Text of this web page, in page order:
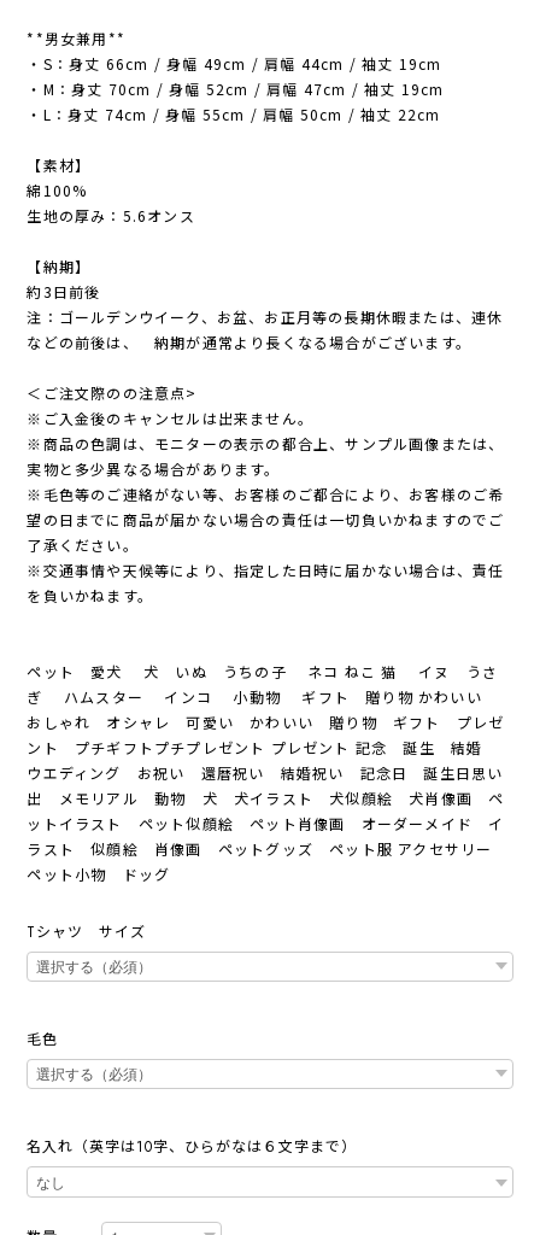
**男女兼用**
・S：身丈 66cm / 身幅 49cm / 肩幅 44cm / 袖丈 19cm
・M：身丈 70cm / 身幅 52cm / 肩幅 47cm / 袖丈 19cm
・L：身丈 74cm / 身幅 55cm / 肩幅 50cm / 袖丈 22cm
【素材】
綿100%
生地の厚み：5.6オンス
【納期】
約3日前後
注：ゴールデンウイーク、お盆、お正月等の長期休暇または、連休
などの前後は、 納期が通常より長くなる場合がございます。
＜ご注文際のの注意点>
※ご入金後のキャンセルは出来ません。
※商品の色調は、モニターの表示の都合上、サンプル画像または、
実物と多少異なる場合があります。
※毛色等のご連絡がない等、お客様のご都合により、お客様のご希
望の日までに商品が届かない場合の責任は一切負いかねますのでご
了承ください。
※交通事情や天候等により、指定した日時に届かない場合は、責任
を負いかねます。
ペット 愛犬 犬 いぬ うちの子 ネコ ねこ 猫 イヌ うさ
ぎ ハムスター インコ 小動物 ギフト 贈り物 かわいい
おしゃれ オシャレ 可愛い かわいい 贈り物 ギフト プレゼ
ント プチギフトプチプレゼント プレゼント 記念 誕生 結婚
ウエディング お祝い 還暦祝い 結婚祝い 記念日 誕生日思い
出 メモリアル 動物 犬 犬イラスト 犬似顔絵 犬肖像画 ペ
ットイラスト ペット似顔絵 ペット肖像画 オーダーメイド イ
ラスト 似顔絵 肖像画 ペットグッズ ペット服 アクセサリー
ペット小物 ドッグ
Tシャツ サイズ
毛色
名入れ（英字は10字、ひらがなは６文字まで）